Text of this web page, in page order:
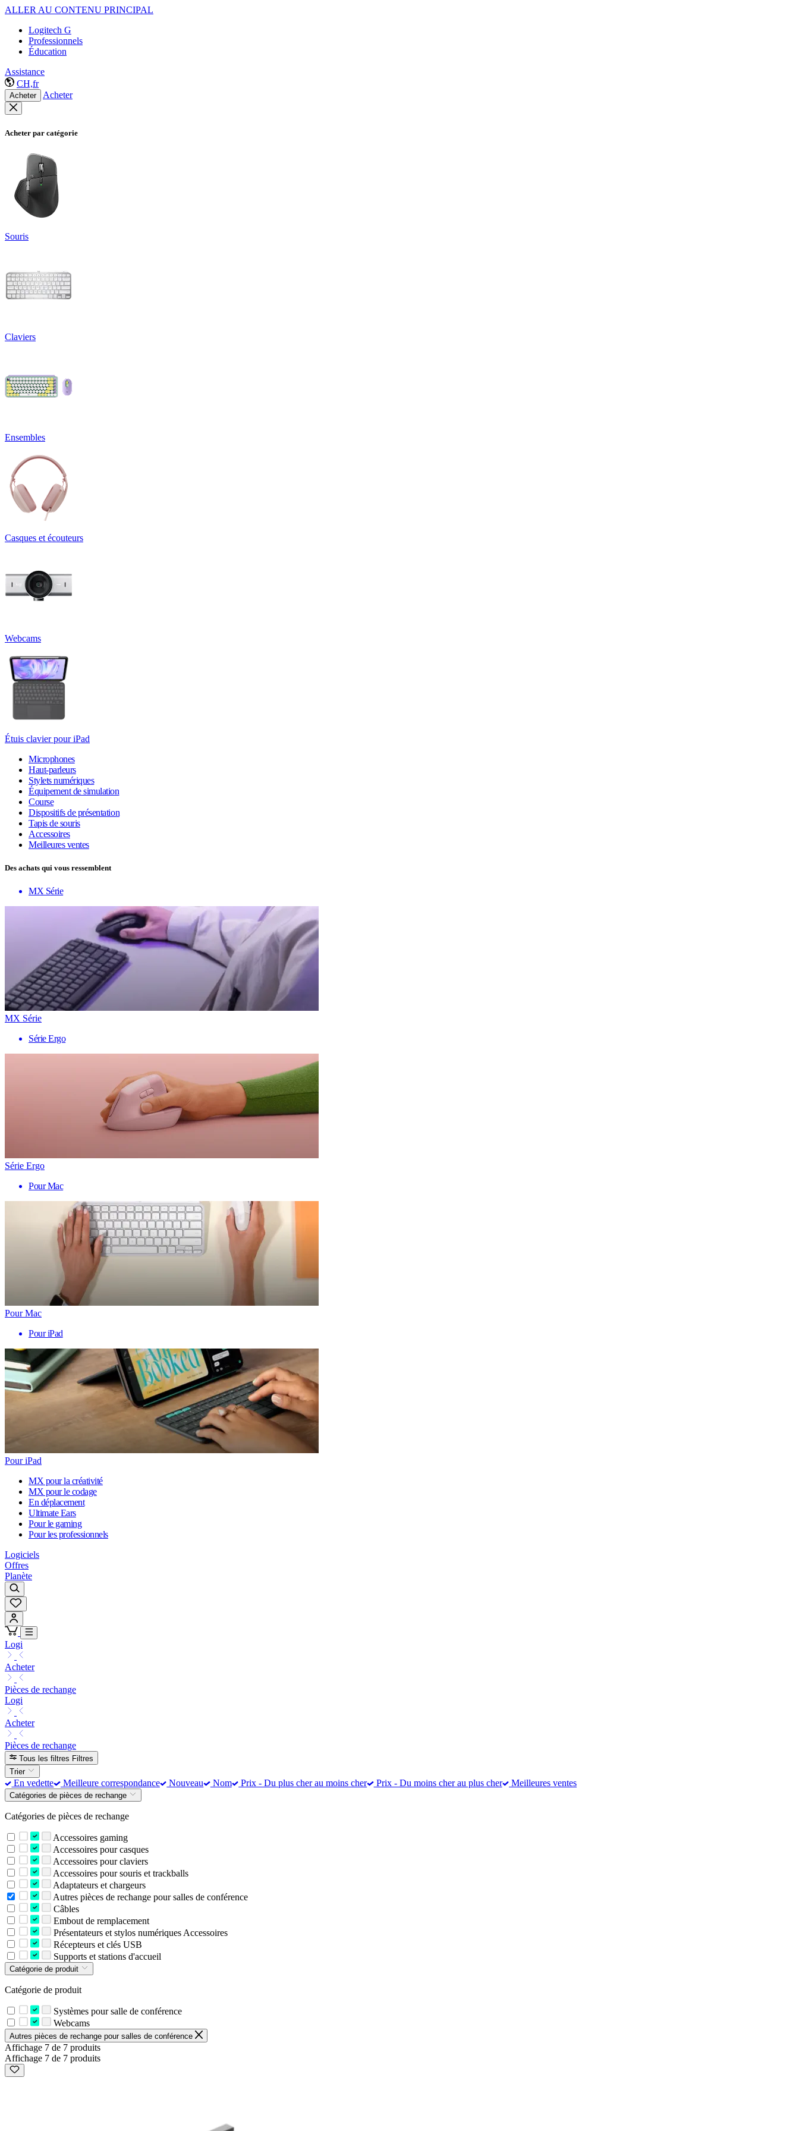
ALLER AU CONTENU PRINCIPAL
Logitech G
Professionnels
Éducation
Assistance
CH,fr
Acheter Acheter
Acheter par catégorie
Souris
Claviers
Ensembles
Casques et écouteurs
Webcams
Étuis clavier pour iPad
Microphones
Haut-parleurs
Stylets numériques
Équipement de simulation
Course
Dispositifs de présentation
Tapis de souris
Accessoires
Meilleures ventes
Des achats qui vous ressemblent
MX Série
MX Série
Série Ergo
Série Ergo
Pour Mac
Pour Mac
Pour iPad
Pour iPad
MX pour la créativité
MX pour le codage
En déplacement
Ultimate Ears
Pour le gaming
Pour les professionnels
Logiciels
Offres
Planète
Logi
Acheter
Pièces de rechange
Logi
Acheter
Pièces de rechange
Tous les filtres Filtres
Trier
En vedette Meilleure correspondance Nouveau Nom Prix - Du plus cher au moins cher Prix - Du moins cher au plus cher Meilleures ventes
Catégories de pièces de rechange
Catégories de pièces de rechange
Accessoires gaming
Accessoires pour casques
Accessoires pour claviers
Accessoires pour souris et trackballs
Adaptateurs et chargeurs
Autres pièces de rechange pour salles de conférence
Câbles
Embout de remplacement
Présentateurs et stylos numériques Accessoires
Récepteurs et clés USB
Supports et stations d'accueil
Catégorie de produit
Catégorie de produit
Systèmes pour salle de conférence
Webcams
Autres pièces de rechange pour salles de conférence
Affichage 7 de 7 produits
Affichage 7 de 7 produits